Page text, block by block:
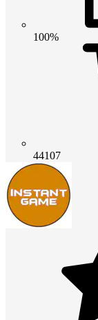
100%
44107